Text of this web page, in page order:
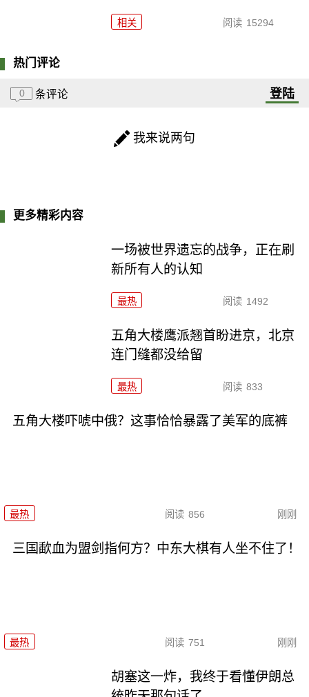
相关 阅读 15294
热门评论
0 条评论 登陆
我来说两句
更多精彩内容
一场被世界遗忘的战争，正在刷
新所有人的认知
最热 阅读 1492
五角大楼鹰派翘首盼进京，北京
连门缝都没给留
最热 阅读 833
五角大楼吓唬中俄？这事恰恰暴露了美军的底裤
最热 阅读 856 刚刚
三国歃血为盟剑指何方？中东大棋有人坐不住了！
最热 阅读 751 刚刚
胡塞这一炸，我终于看懂伊朗总